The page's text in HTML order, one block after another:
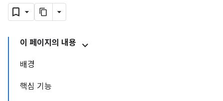
이 페이지의 내용
배경
핵심 기능